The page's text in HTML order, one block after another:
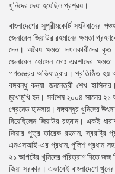
খুনিদের দেয়া হয়েছিল প্রশ্রয়।
বাংলাদেশের সুপ্রীমকোর্ট
জেনারেল জিয়াউর রহমানের ক্ষমতা
দেন। অবৈধ ক্ষমতা দখলকারীদের
জেনারেল হোসেন মোঃ এরশাদের
গণতন্ত্রের অভিযাত্রার। প্রতিষ্ঠিত হয়
বঙ্গবন্ধু কন্যা জননেত্রী শেখ
মুখোমুখি হন। সর্বশেষ ২০০৪ সালের ২১
গ্রেনেড হামলায়। বঙ্গবন্ধুর খুনিদের
দিয়েছিলেন জিয়াউর রহমান। একই
জিয়ার পুত্র তারেক রহমান, স্বরাষ্ট্র
এনএসআই-এর প্রধান, পুলিশ প্রধান সহ
২১ আগষ্টের খুনিদের পরিত্রাণ দিতে জজ
জিয়া সরকার। এভাবেই বাংলাদেশে